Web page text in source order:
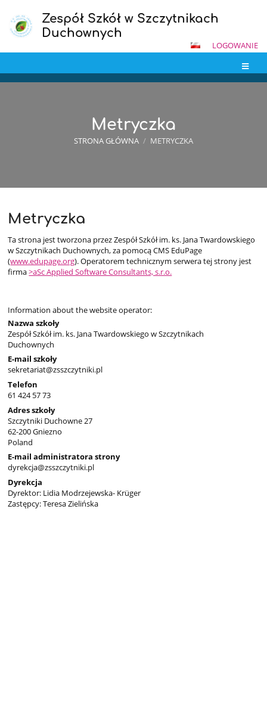
Zespół Szkół w Szczytnikach
Duchownych
LOGOWANIE
Metryczka
STRONA GŁÓWNA / METRYCZKA
Metryczka
Ta strona jest tworzona przez Zespół Szkół im. ks. Jana Twardowskiego
w Szczytnikach Duchownych, za pomocą CMS EduPage
(www.edupage.org). Operatorem technicznym serwera tej strony jest
firma>aSc Applied Software Consultants, s.r.o.
Information about the website operator:
Nazwa szkoły
Zespół Szkół im. ks. Jana Twardowskiego w Szczytnikach
Duchownych
E-mail szkoły
sekretariat@zsszczytniki.pl
Telefon
61 424 57 73
Adres szkoły
Szczytniki Duchowne 27
62-200 Gniezno
Poland
E-mail administratora strony
dyrekcja@zsszczytniki.pl
Dyrekcja
Dyrektor: Lidia Modrzejewska- Krüger
Zastępcy: Teresa Zielińska